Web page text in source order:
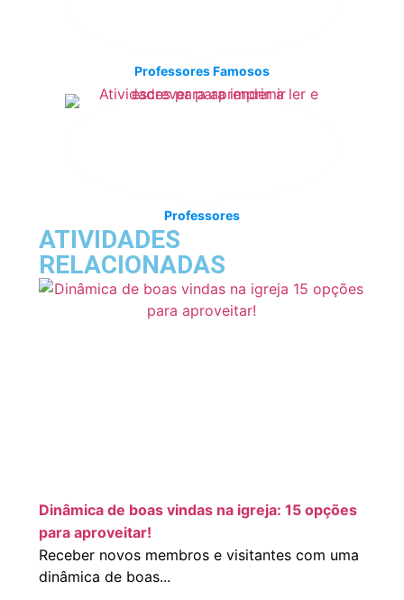
Professores Famosos
Professores
ATIVIDADES
RELACIONADAS
Dinâmica de boas vindas na igreja: 15 opções
para aproveitar!
Receber novos membros e visitantes com uma
dinâmica de boas...